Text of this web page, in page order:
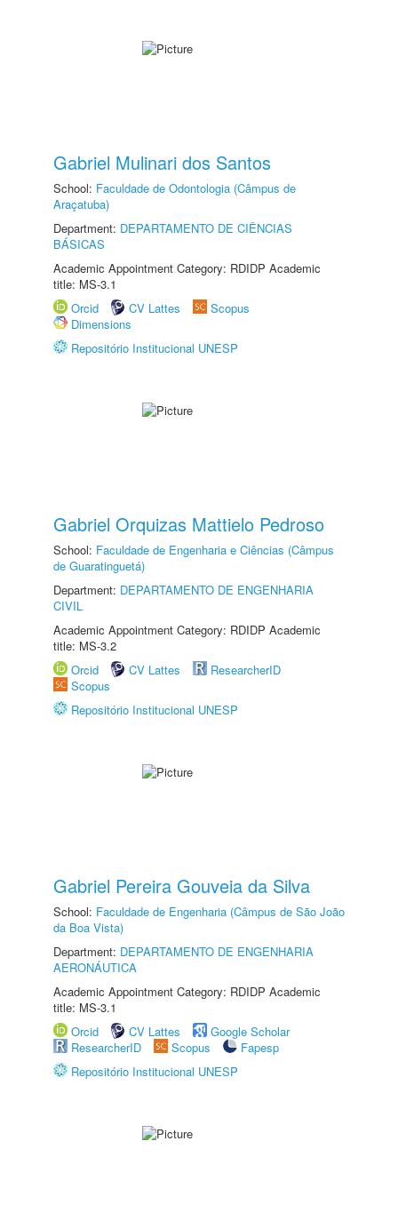
Gabriel Mulinari dos Santos
School: Faculdade de Odontologia (Câmpus de
Araçatuba)
Department: DEPARTAMENTO DE CIÊNCIAS
BÁSICAS
Academic Appointment Category: RDIDP Academic
title: MS-3.1
Orcid
CV Lattes
Scopus
Dimensions
Repositório Institucional UNESP
Gabriel Orquizas Mattielo Pedroso
School: Faculdade de Engenharia e Ciências (Câmpus
de Guaratinguetá)
Department: DEPARTAMENTO DE ENGENHARIA
CIVIL
Academic Appointment Category: RDIDP Academic
title: MS-3.2
Orcid
CV Lattes
ResearcherID
Scopus
Repositório Institucional UNESP
Gabriel Pereira Gouveia da Silva
School: Faculdade de Engenharia (Câmpus de São João
da Boa Vista)
Department: DEPARTAMENTO DE ENGENHARIA
AERONÁUTICA
Academic Appointment Category: RDIDP Academic
title: MS-3.1
Orcid
CV Lattes
Google Scholar
ResearcherID
Scopus
Fapesp
Repositório Institucional UNESP